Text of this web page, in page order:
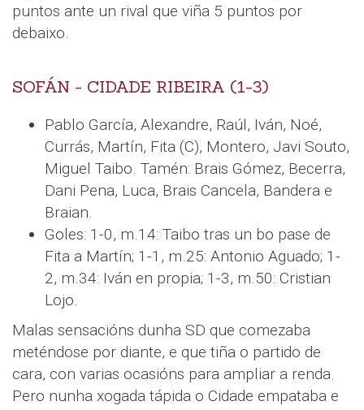
puntos ante un rival que viña 5 puntos por
debaixo.
SOFÁN - CIDADE RIBEIRA (1-3)
Pablo García, Alexandre, Raúl, Iván, Noé,
Currás, Martín, Fita (C), Montero, Javi Souto,
Miguel Taibo. Tamén: Brais Gómez, Becerra,
Dani Pena, Luca, Brais Cancela, Bandera e
Braian.
Goles: 1-0, m.14: Taibo tras un bo pase de
Fita a Martín; 1-1, m.25: Antonio Aguado; 1-
2, m.34: Iván en propia; 1-3, m.50: Cristian
Lojo.
Malas sensacións dunha SD que comezaba
meténdose por diante, e que tiña o partido de
cara, con varias ocasións para ampliar a renda.
Pero nunha xogada tápida o Cidade empataba e